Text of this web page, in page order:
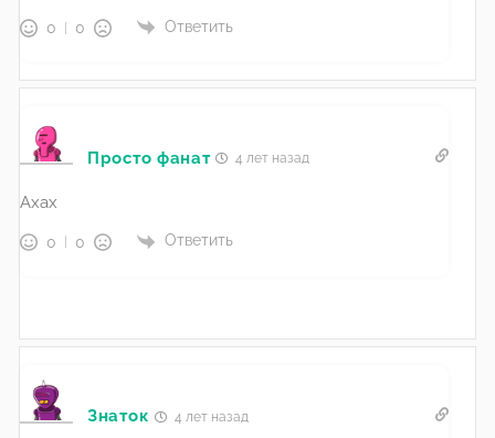
0 0 Ответить
Просто фанат 4 лет назад
Ахах
0 0 Ответить
Знаток 4 лет назад